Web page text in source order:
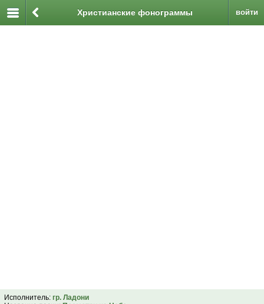
войти
Христианские фонограммы
Исполнитель: гр. Ладони